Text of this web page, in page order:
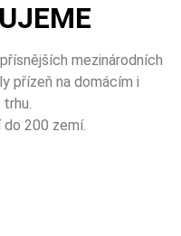
mezinárodních
přízeň na domácím i
trhu.
200 zemí.